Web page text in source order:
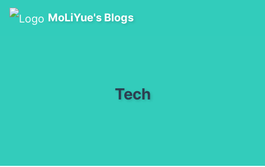
MoLiYue's Blogs
Tech